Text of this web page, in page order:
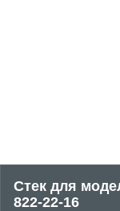
Стек для
822-22-16